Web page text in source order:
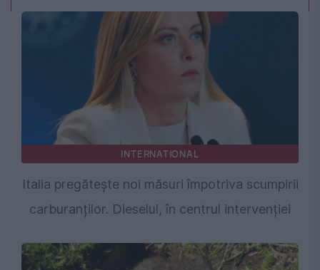
INTERNATIONAL
Italia pregătește noi măsuri împotriva scumpirii
carburanților. Dieselul, în centrul intervenției